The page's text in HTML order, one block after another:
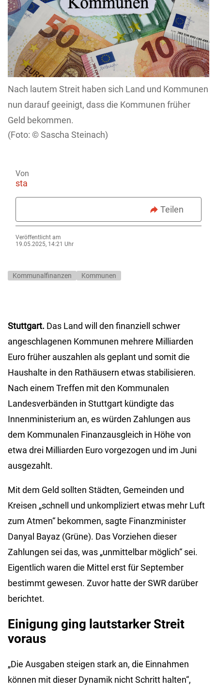
Nach lautem Streit haben sich Land und Kommunen
nun darauf geeinigt, dass die Kommunen früher
Geld bekommen.
Sascha Steinach)
Von
sta
Teilen
Veröffentlicht am
19.05.2025, 14:21 Uhr
Kommunalfinanzen Kommunen
Stuttgart. Das Land will den finanziell schwer
angeschlagenen Kommunen mehrere Milliarden
Euro früher auszahlen als geplant und somit die
Haushalte in den Rathäusern etwas stabilisieren.
Nach einem Treffen mit den Kommunalen
Landesverbänden in Stuttgart kündigte das
Innenministerium an, es würden Zahlungen aus
dem Kommunalen Finanzausgleich in Höhe von
etwa drei Milliarden Euro vorgezogen und im Juni
ausgezahlt.
Mit dem Geld sollten Städten, Gemeinden und
Kreisen „schnell und unkompliziert etwas mehr Luft
zum Atmen“ bekommen, sagte Finanzminister
Danyal Bayaz (Grüne). Das Vorziehen dieser
Zahlungen sei das, was „unmittelbar möglich“ sei.
Eigentlich waren die Mittel erst für September
bestimmt gewesen. Zuvor hatte der SWR darüber
berichtet.
Einigung ging lautstarker Streit
voraus
„Die Ausgaben steigen stark an, die Einnahmen
können mit dieser Dynamik nicht Schritt halten“,